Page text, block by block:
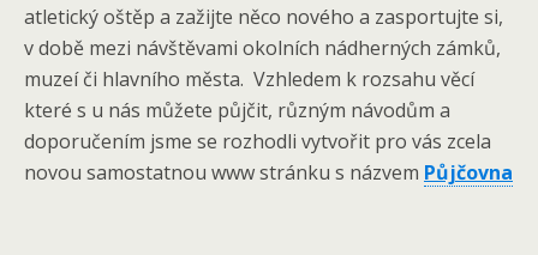
atletický oštěp a zažijte něco nového a zasportujte si,
v době mezi návštěvami okolních nádherných zámků,
muzeí či hlavního města. Vzhledem k rozsahu věcí
které s u nás můžete půjčit, různým návodům a
doporučením jsme se rozhodli vytvořit pro vás zcela
novou samostatnou www stránku s názvem Půjčovna